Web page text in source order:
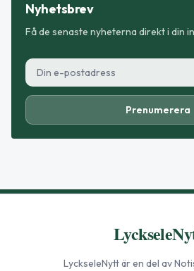
Nyhetsbrev
Få de senaste nyheterna direkt i din
Prenumerera
LyckseleNyttär en del av